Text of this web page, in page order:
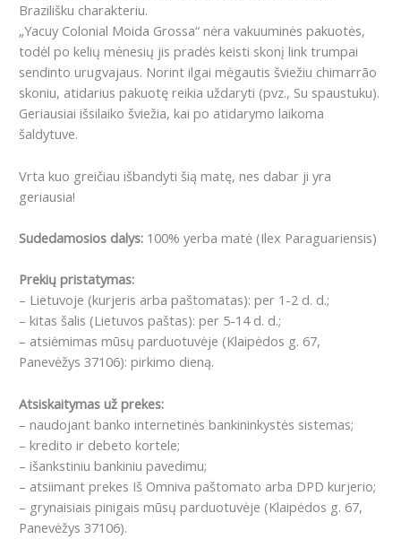
Brazilišku charakteriu.
„Yacuy Colonial Moida Grossa“ nėra vakuuminės pakuotės,
todėl po kelių mėnesių jis pradės keisti skonį link trumpai
sendinto urugvajaus. Norint ilgai mėgautis šviežiu chimarrão
skoniu, atidarius pakuotę reikia uždaryti (pvz., Su spaustuku).
Geriausiai išsilaiko šviežia, kai po atidarymo laikoma
šaldytuve.
Vrta kuo greičiau išbandyti šią matę, nes dabar ji yra
geriausia!
Sudedamosios dalys: 100% yerba matė (Ilex Paraguariensis)
Prekių pristatymas:
– Lietuvoje (kurjeris arba paštomatas): per 1-2 d. d.;
– kitas šalis (Lietuvos paštas): per 5-14 d. d.;
– atsiėmimas mūsų parduotuvėje (Klaipėdos g. 67,
Panevėžys 37106): pirkimo dieną.
Atsiskaitymas už prekes:
– naudojant banko internetinės bankininkystės sistemas;
– kredito ir debeto kortele;
– išankstiniu bankiniu pavedimu;
– atsiimant prekes Iš Omniva paštomato arba DPD kurjerio;
– grynaisiais pinigais mūsų parduotuvėje (Klaipėdos g. 67,
Panevėžys 37106).